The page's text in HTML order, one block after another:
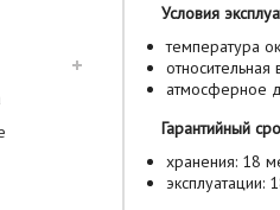
Условия
температура
атмосферное
Гарантийный
хранения: 18